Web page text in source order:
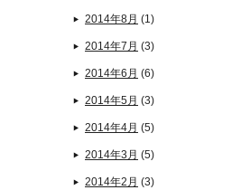
2014年8月 (1)
2014年7月 (3)
2014年6月 (6)
2014年5月 (3)
2014年4月 (5)
2014年3月 (5)
2014年2月 (3)